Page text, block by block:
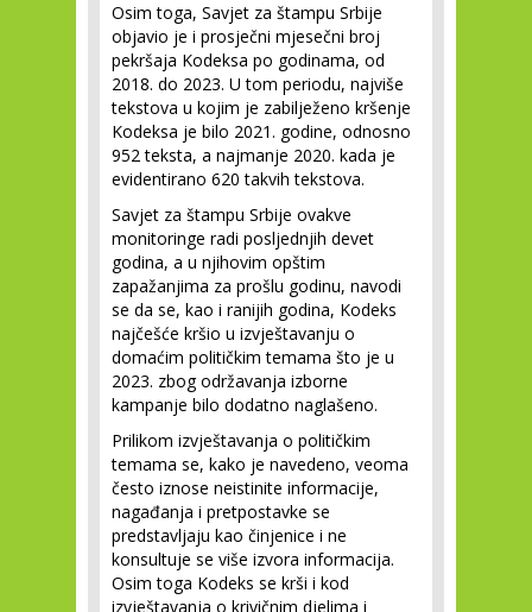
Osim toga, Savjet za štampu Srbije
objavio je i prosječni mjesečni broj
pekršaja Kodeksa po godinama, od
2018. do 2023. U tom periodu, najviše
tekstova u kojim je zabilježeno kršenje
Kodeksa je bilo 2021. godine, odnosno
952 teksta, a najmanje 2020. kada je
evidentirano 620 takvih tekstova.
Savjet za štampu Srbije ovakve
monitoringe radi posljednjih devet
godina, a u njihovim opštim
zapažanjima za prošlu godinu, navodi
se da se, kao i ranijih godina, Kodeks
najčešće kršio u izvještavanju o
domaćim političkim temama što je u
2023. zbog održavanja izborne
kampanje bilo dodatno naglašeno.
Prilikom izvještavanja o političkim
temama se, kako je navedeno, veoma
često iznose neistinite informacije,
nagađanja i pretpostavke se
predstavljaju kao činjenice i ne
konsultuje se više izvora informacija.
Osim toga Kodeks se krši i kod
izvještavanja o krivičnim djelima i